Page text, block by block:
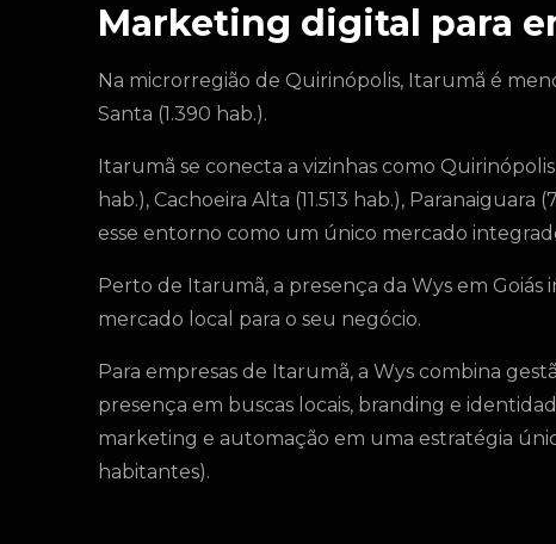
Marketing digital para
Na microrregião de Quirinópolis, Itarumã é
Santa (1.390 hab.).
Itarumã se conecta a vizinhas como Quirinópolis
hab.), Cachoeira Alta (11.513 hab.),
esse entorno como um único mercado
Perto de Itarumã, a presença da Wys em
mercado local para o seu negócio.
Para empresas de Itarumã, a Wys combina
presença em buscas locais, branding e
marketing e automação em uma estratégia
habitantes).